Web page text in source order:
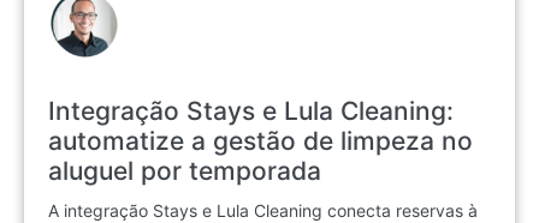
Integração Stays e Lula Cleaning:
automatize a gestão de limpeza no
aluguel por temporada
A integração Stays e Lula Cleaning conecta reservas à